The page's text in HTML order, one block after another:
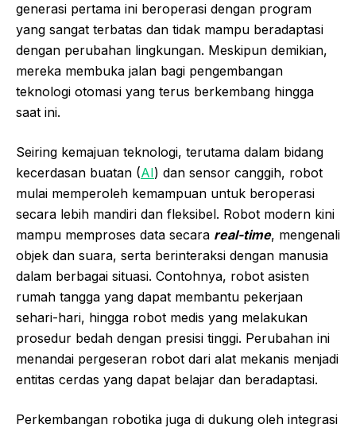
generasi pertama ini beroperasi dengan program
yang sangat terbatas dan tidak mampu beradaptasi
dengan perubahan lingkungan. Meskipun demikian,
mereka membuka jalan bagi pengembangan
teknologi otomasi yang terus berkembang hingga
saat ini.
Seiring kemajuan teknologi, terutama dalam bidang
kecerdasan buatan (AI) dan sensor canggih, robot
mulai memperoleh kemampuan untuk beroperasi
secara lebih mandiri dan fleksibel. Robot modern kini
mampu memproses data secara real-time, mengenali
objek dan suara, serta berinteraksi dengan manusia
dalam berbagai situasi. Contohnya, robot asisten
rumah tangga yang dapat membantu pekerjaan
sehari-hari, hingga robot medis yang melakukan
prosedur bedah dengan presisi tinggi. Perubahan ini
menandai pergeseran robot dari alat mekanis menjadi
entitas cerdas yang dapat belajar dan beradaptasi.
Perkembangan robotika juga di dukung oleh integrasi